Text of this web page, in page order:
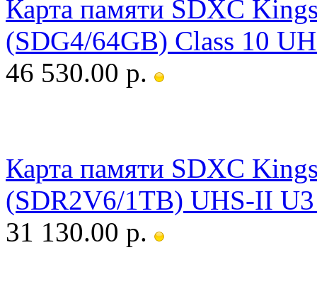
Карта памяти SDXC
(SDG4/64GB) Class 10
46 530.00 р.
Карта памяти SDXC
(SDR2V6/1TB) UHS-II U3
31 130.00 р.